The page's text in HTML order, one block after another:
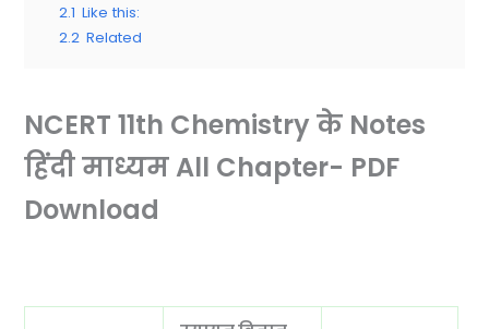
2.1 Like this:
2.2 Related
NCERT 11th Chemistry के Notes
हिंदी माध्यम All Chapter- PDF
Download